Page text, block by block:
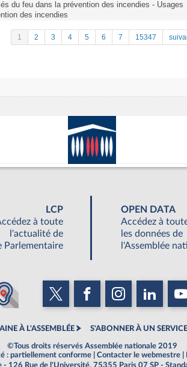
du feu dans la prévention des incendies - Usages
des incendies
1 2 3 4 5 6 7 15347
LCP
à toute
l'actualité de
Parlementaire
OPEN DATA
Accédez à
les données de
l'Assemblée
À L'ASSEMBLÉE S'ABONNER À UN SERVICE
©Tous droits réservés Assemblée nationale 2019
: partiellement conforme Contacter le webmestre
- 126 Rue de l'Université, 75355 Paris 07 SP -